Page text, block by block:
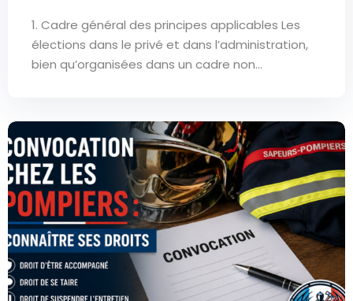
1. Cadre général des principes applicables Les
élections dans le privé et dans l’administration,
bien qu’organisées dans un cadre non...